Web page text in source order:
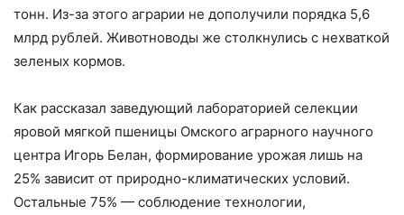
тонн. Из-за этого аграрии не дополучили порядка 5,6
млрд рублей. Животноводы же столкнулись с нехваткой
зеленых кормов.
Как рассказал заведующий лабораторией селекции
яровой мягкой пшеницы Омского аграрного научного
центра Игорь Белан, формирование урожая лишь на
25% зависит от природно-климатических условий.
Остальные 75% — соблюдение технологии,